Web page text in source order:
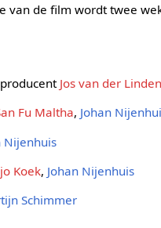
van de film wordt twee
Jos van der Linden
Fu Maltha, Johan
Nijenhuis
Koek, Johan Nijenhuis
Schimmer